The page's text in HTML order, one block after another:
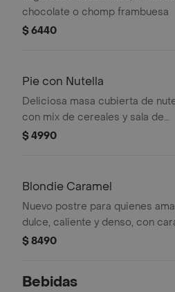
chocolate o chomp frambuesa
$ 6440
Pie con Nutella
Deliciosa masa cubierta de
con mix de cereales y sala de
glaseado
$ 4990
Blondie Caramel
Nuevo postre para quienes
dulce, caliente y denso, con
y un toque de sal para resaltar el
$ 8490
Bebidas